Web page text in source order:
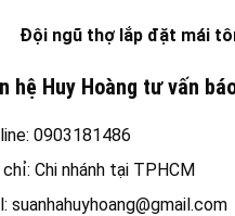
Đội ngũ thợ lắp đặt mái
hệ Huy Hoàng tư vấn
0903181486
Chi nhánh tại TPHCM
suanhahuyhoang@gmail.com